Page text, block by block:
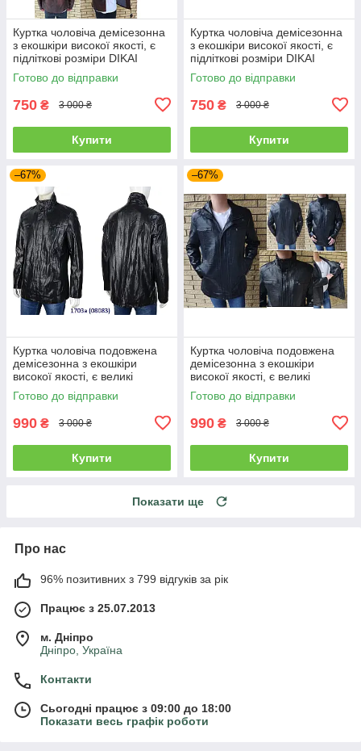
Куртка чоловіча демісезонна
з екошкіри високої якості, є
підліткові розміри DIKAI
Готово до відправки
750 ₴ 3 000 ₴
Купити
Куртка чоловіча демісезонна
з екошкіри високої якості, є
підліткові розміри DIKAI
Готово до відправки
750 ₴ 3 000 ₴
Купити
–67%
Куртка чоловіча подовжена
демісезонна з екошкіри
високої якості, є великі
розміри RHINOCEROS
Готово до відправки
990 ₴ 3 000 ₴
Купити
–67%
Куртка чоловіча подовжена
демісезонна з екошкіри
високої якості, є великі
розміри RHINOCEROS
Готово до відправки
990 ₴ 3 000 ₴
Купити
Показати ще
Про нас
96% позитивних з 799 відгуків за рік
Працює з 25.07.2013
м. Дніпро
Дніпро, Україна
Контакти
Сьогодні працює з 09:00 до 18:00
Показати весь графік роботи